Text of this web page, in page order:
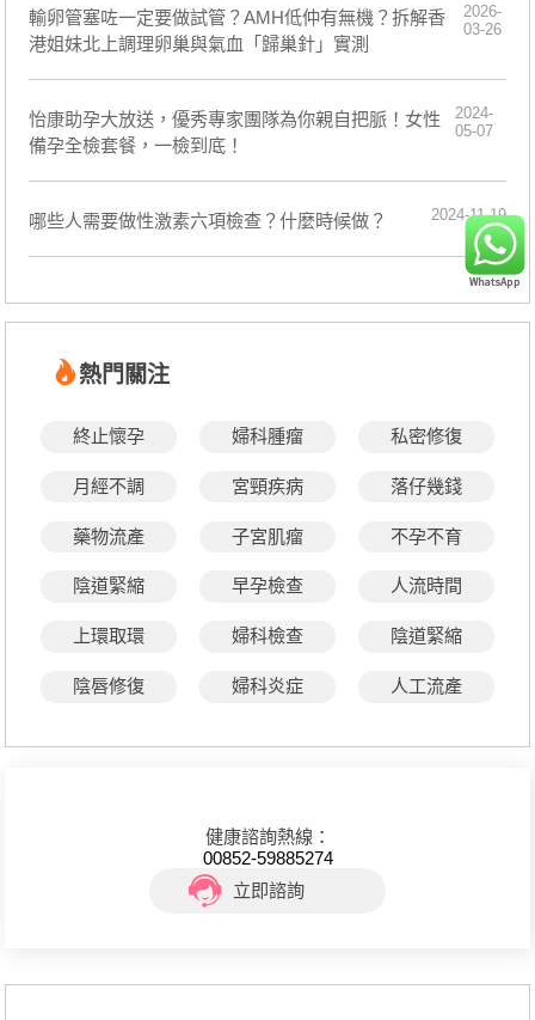
輸卵管塞咗一定要做試管？AMH低仲有無機？拆解香
港姐妹北上調理卵巢與氣血「歸巢針」實測
2026-
03-26
怡康助孕大放送，優秀專家團隊為你親自把脈！女性
備孕全檢套餐，一檢到底！
2024-
05-07
​哪些人需要做性激素六項檢查？什麼時候做？ 2024-11-19
熱門關注
終止懷孕 婦科腫瘤 私密修復
月經不調 宮頸疾病 落仔幾錢
藥物流產 子宮肌瘤 不孕不育
陰道緊縮 早孕檢查 人流時間
上環取環 婦科檢查 陰道緊縮
陰唇修復 婦科炎症 人工流產
健康諮詢熱線：
00852-59885274
立即諮詢